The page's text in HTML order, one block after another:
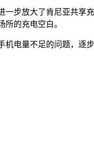
步放大了肯尼亚共享
的充电空白。
电量不足的问题，逐